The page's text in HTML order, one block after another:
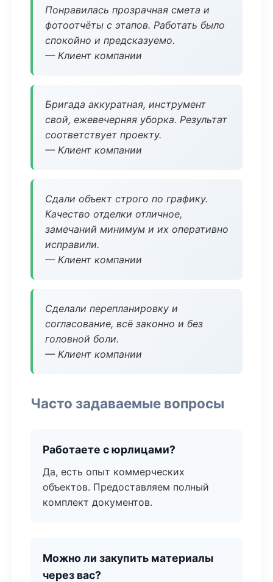
Понравилась прозрачная смета и
фотоотчёты с этапов. Работать было
спокойно и предсказуемо.
— Клиент компании
Бригада аккуратная, инструмент
свой, ежевечерняя уборка. Результат
соответствует проекту.
— Клиент компании
Сдали объект строго по графику.
Качество отделки отличное,
замечаний минимум и их оперативно
исправили.
— Клиент компании
Сделали перепланировку и
согласование, всё законно и без
головной боли.
— Клиент компании
Часто задаваемые вопросы
Работаете с юрлицами?
Да, есть опыт коммерческих
объектов. Предоставляем полный
комплект документов.
Можно ли закупить материалы
через вас?